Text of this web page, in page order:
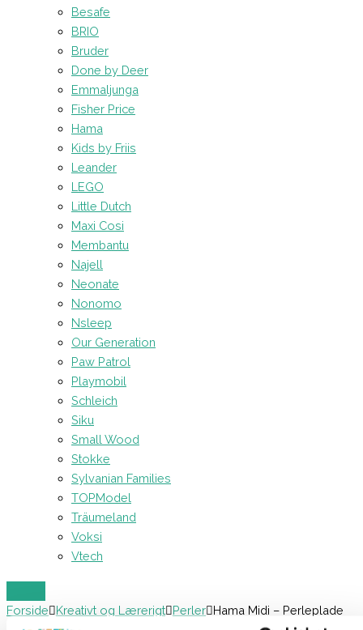
Besafe
BRIO
Bruder
Done by Deer
Emmaljunga
Fisher Price
Hama
Kids by Friis
Leander
LEGO
Little Dutch
Maxi Cosi
Membantu
Najell
Neonate
Nonomo
Nsleep
Our Generation
Paw Patrol
Playmobil
Schleich
Siku
Small Wood
Stokke
Sylvanian Families
TOPModel
Träumeland
Voksi
Vtech
Forside Kreativt og Lærerigt Perler Hama Midi – Perleplade